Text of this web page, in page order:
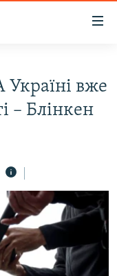
вже
– Блінкен